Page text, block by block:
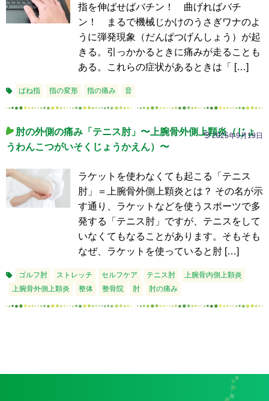
指を伸ばせばバチン！ 曲げればバチ
ン！ まるで機械じかけのうさぎワナのよ
うに弾発現象（だんぱつげんしょう）が起
きる。引っかかるときに痛みが走ることも
ある。これらの症状があるときは「 […]
ばね指 指の変形 指の痛み 音
肘の外側の痛み「テニス肘」〜上腕骨外側上顆炎（じょ
うわんこつがいそくじょうかえん）〜
2025年9月19日
ラケットを使わなくても起こる「テニス
肘」＝上腕骨外側上顆炎とは？ その名が示
す通り、ラケットなどを使うスポーツで多
発する「テニス肘」ですが、テニスをして
いなくてもなることがあります。そもそも
なぜ、ラケットを使っていると肘 […]
ゴルフ肘 ストレッチ セルフケア テニス肘
上腕骨内側上顆炎
上腕骨外側上顆炎
整体 整骨院 肘 肘の痛み